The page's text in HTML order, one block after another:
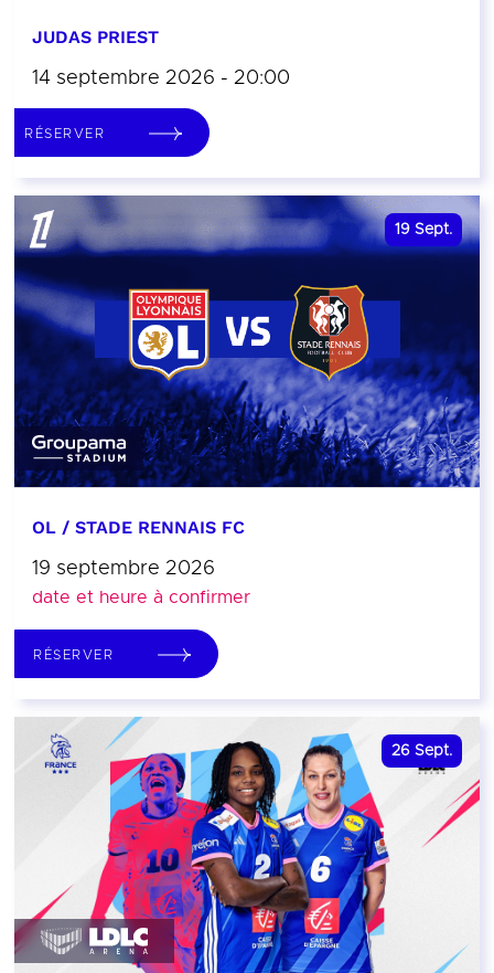
JUDAS PRIEST
14 septembre 2026 - 20:00
RÉSERVER
19 Sept.
OL / STADE RENNAIS FC
19 septembre 2026
date et heure à confirmer
RÉSERVER
26 Sept.